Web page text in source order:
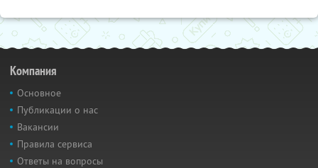
Компания
Основное
Публикации о нас
Вакансии
Правила сервиса
Ответы на вопросы